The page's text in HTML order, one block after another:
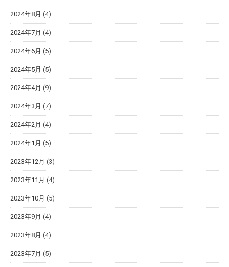
2024年8月 (4)
2024年7月 (4)
2024年6月 (5)
2024年5月 (5)
2024年4月 (9)
2024年3月 (7)
2024年2月 (4)
2024年1月 (5)
2023年12月 (3)
2023年11月 (4)
2023年10月 (5)
2023年9月 (4)
2023年8月 (4)
2023年7月 (5)